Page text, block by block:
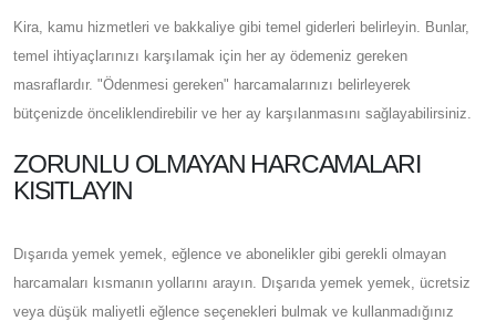
Kira, kamu hizmetleri ve bakkaliye gibi temel giderleri belirleyin. Bunlar,
temel ihtiyaçlarınızı karşılamak için her ay ödemeniz gereken
masraflardır. "Ödenmesi gereken" harcamalarınızı belirleyerek
bütçenizde önceliklendirebilir ve her ay karşılanmasını sağlayabilirsiniz.
ZORUNLU OLMAYAN HARCAMALARI
KISITLAYIN
Dışarıda yemek yemek, eğlence ve abonelikler gibi gerekli olmayan
harcamaları kısmanın yollarını arayın. Dışarıda yemek yemek, ücretsiz
veya düşük maliyetli eğlence seçenekleri bulmak ve kullanmadığınız